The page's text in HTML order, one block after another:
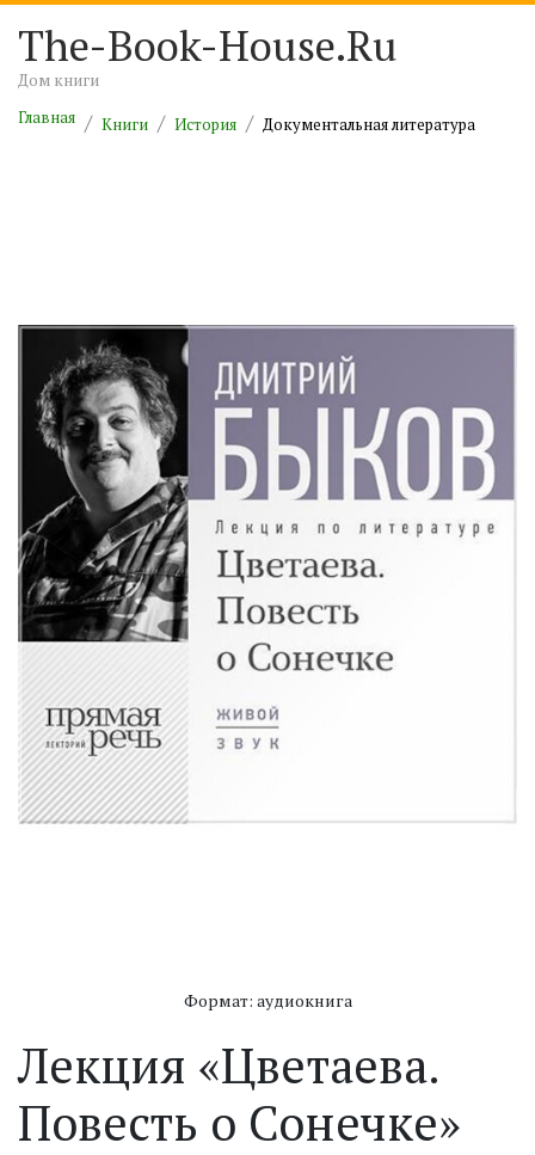
The-Book-House.Ru
Дом книги
Главная
Книги История Документальная литература
Формат: аудиокнига
Лекция «Цветаева.
Повесть о Сонечке»